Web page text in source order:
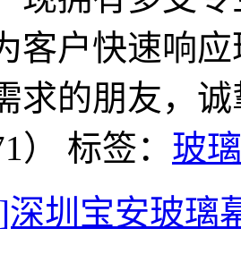
客户快速响
求的朋友，
） 标签： 玻
圳宝安玻璃